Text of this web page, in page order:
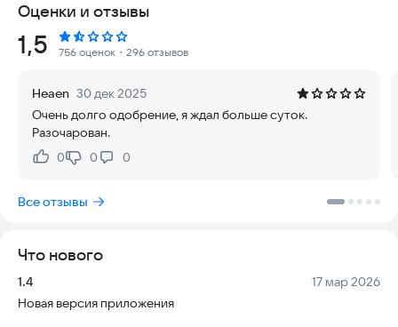
с лицензированными компаниями, и удобство: процесс
занимает всего несколько минут. Актуальность наших
предложений подтверждается тем, что мы постоянно
обновляем список партнеров, чтобы вы всегда получали
🚀 Получите займ от проверенных МФО:
Finters, Деньги сразу, Бустра, Займер VIP, MoneyMan,
OneClickMoney, Веб Банкир, Kviku, Турбозайм, Вебзайм,
Срочно деньги и другие надежные компании.
💳 Почему выбирают нас?
✔ Перевод на любую карту – Visa, Mastercard, МИР
✔ От 1 000 ₽ до 100 000 ₽ – на любые нужды
✔ Первый займ от 0% до 365% – выгодные условия для новых
клиентов
Оценки и отзывы
Рейтинг:
1,5 756 оценок ・296 отзывов
Heaen 30 дек 2025
Очень долго одобрение, я ждал больше суток.
Разочарован.
Нравится:
0Не нравится:
0 0
Все отзывы
Что нового
Версия:
1.4 Дата:
17 мар 2026
Новая версия приложения